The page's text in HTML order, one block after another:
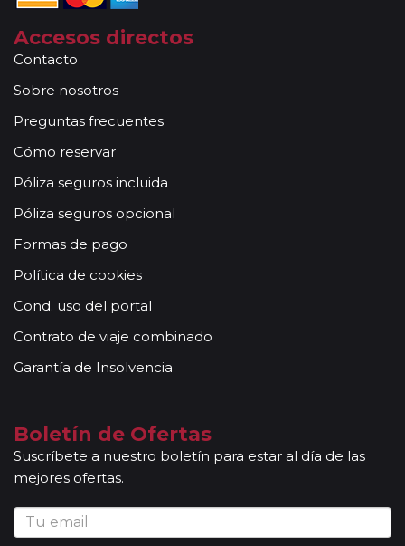
Accesos directos
Contacto
Sobre nosotros
Preguntas frecuentes
Cómo reservar
Póliza seguros incluida
Póliza seguros opcional
Formas de pago
Política de cookies
Cond. uso del portal
Contrato de viaje combinado
Garantía de Insolvencia
Boletín de Ofertas
Suscríbete a nuestro boletín para estar al día de las
mejores ofertas.